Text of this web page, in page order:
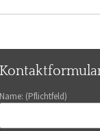
Name: (Pflichtfeld)